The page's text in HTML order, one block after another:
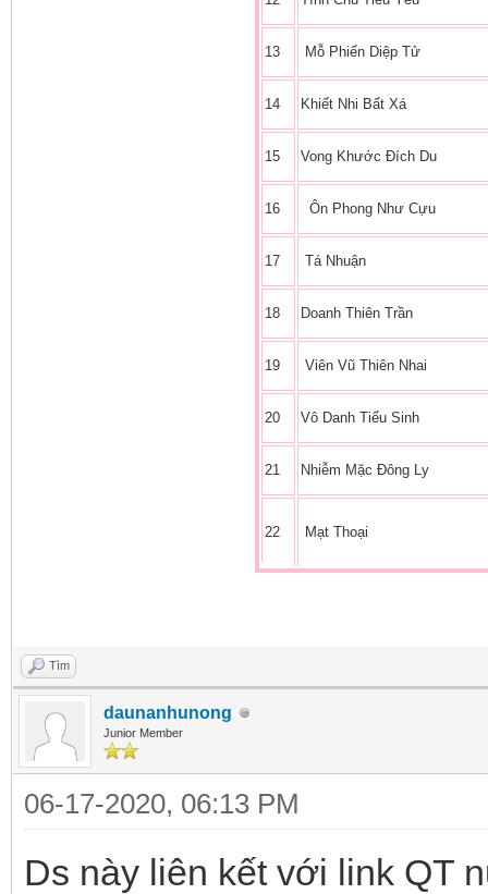
13 Mỗ Phiến Diệp Tử
14 Khiết Nhi Bất Xá
15 Vong Khước Đích Du
16 Ôn Phong Như Cựu
17 Tá Nhuận
18 Doanh Thiên Trần
19 Viên Vũ Thiên Nhai
20 Vô Danh Tiểu Sinh
21 Nhiễm Mặc Đông Ly
22 Mạt Thoại
Tìm
daunanhunong
Junior Member
06-17-2020, 06:13 PM
Ds này liên kết với link QT